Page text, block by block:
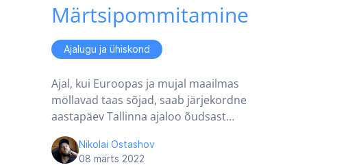
Märtsipommitamine
Ajalugu ja ühiskond
Ajal, kui Euroopas ja mujal maailmas
möllavad taas sõjad, saab järjekordne
aastapäev Tallinna ajaloo õudsast…
Nikolai Ostashov
08 märts 2022